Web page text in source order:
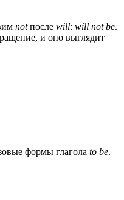
notпосле will: will not be.
и оно выглядит
формы глагола to be.